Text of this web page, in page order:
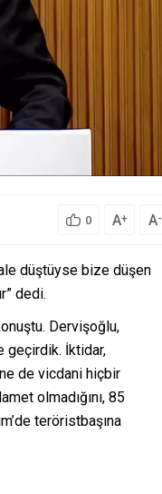
0 A+ A-
düştüyse bize düşen
dedi.
Dervişoğlu,
geçirdik. İktidar,
de vicdani hiçbir
olmadığını, 85
teröristbaşına